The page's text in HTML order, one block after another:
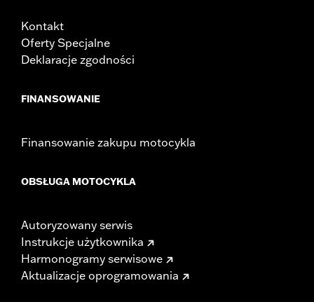
Kontakt
Oferty Specjalne
Deklaracje zgodności
FINANSOWANIE
Finansowanie zakupu motocykla
OBSŁUGA MOTOCYKLA
Autoryzowany serwis
Instrukcje użytkownika
Harmonogramy serwisowe
Aktualizacje oprogramowania